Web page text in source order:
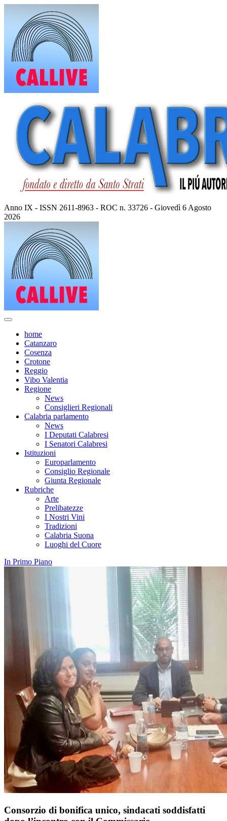
contenuto
Anno IX - ISSN 2611-8963 - ROC n. 33726 - Giovedì 6 Agosto
2026
home
Catanzaro
Cosenza
Crotone
Reggio
Vibo Valentia
Regione
News
Consiglieri Regionali
Calabria parlamento
News
I Deputati Calabresi
I Senatori Calabresi
Istituzioni
Europarlamento
Consiglio Regionale
Giunta Regionale
Rubriche
Arte
Prelibatezze
I Nostri Vini
Tradizioni
Calabria Suona
Luoghi del Cuore
In Primo Piano
Consorzio di bonifica unico, sindacati soddisfatti